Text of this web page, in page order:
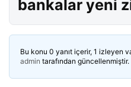
bankalar yeni
Bu konu 0 yanıt içerir, 1 izleyen
admin tarafından güncellenmiştir.